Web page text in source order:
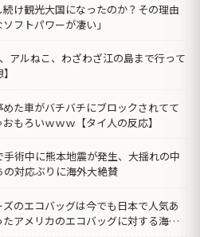
続け観光大国になったのか？その理由
フトパワーが凄い」
アルねこ、わざわざ江の島まで行って
た車がバチバチにブロックされてて
もろいｗｗｗ【タイ人の反応】
術中に熊本地震が発生、大揺れの中
対応ぶりに海外大絶賛
のエコバッグは今でも日本で人気あ
アメリカのエコバッグに対する海外